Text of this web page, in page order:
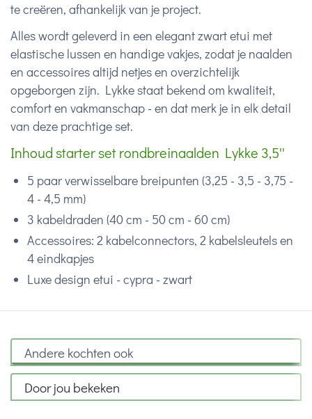
te creëren, afhankelijk van je project.
Alles wordt geleverd in een elegant zwart etui met
elastische lussen en handige vakjes, zodat je naalden
en accessoires altijd netjes en overzichtelijk
opgeborgen zijn. Lykke staat bekend om kwaliteit,
comfort en vakmanschap - en dat merk je in elk detail
van deze prachtige set.
Inhoud starter set rondbreinaalden Lykke 3,5''
5 paar verwisselbare breipunten (3,25 - 3,5 - 3,75 -
4 - 4,5 mm)
3 kabeldraden (40 cm - 50 cm - 60 cm)
Accessoires: 2 kabelconnectors, 2 kabelsleutels en
4 eindkapjes
Luxe design etui - cypra - zwart
Andere kochten ook
Door jou bekeken